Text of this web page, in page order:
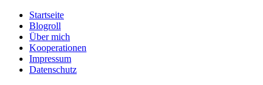
Startseite
Blogroll
Über mich
Kooperationen
Impressum
Datenschutz